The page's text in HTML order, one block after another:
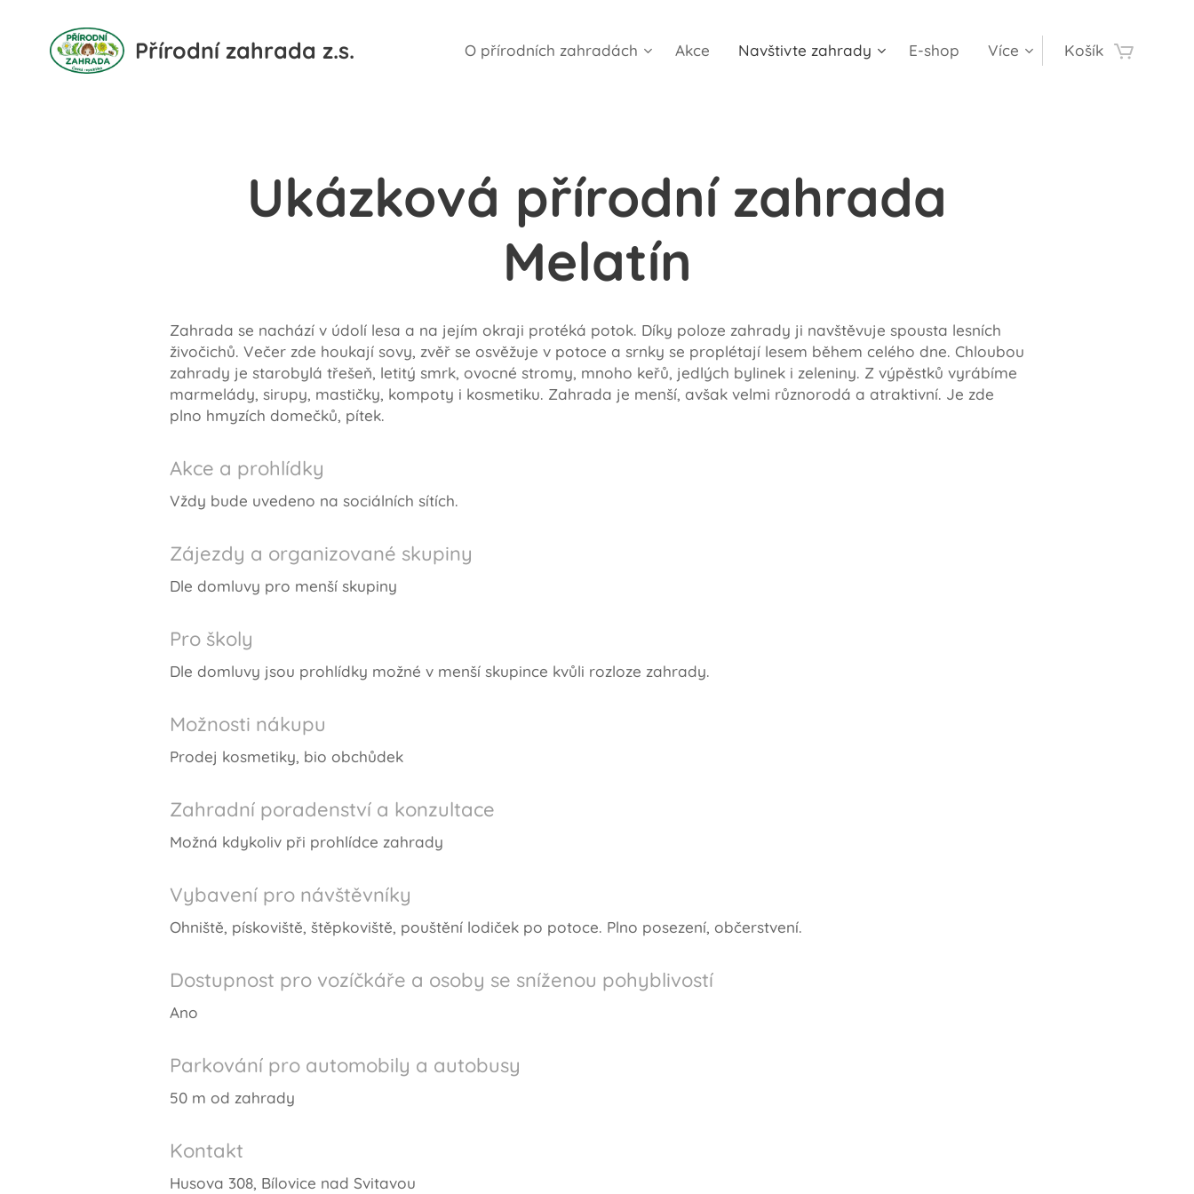
Přírodní zahrada z.s. O přírodních zahradách Akce Navštivte zahrady E-shop Více Košík
Ukázková přírodní zahrada
Melatín
Zahrada se nachází v údolí lesa a na jejím okraji protéká potok. Díky poloze zahrady ji navštěvuje spousta lesních
živočichů. Večer zde houkají sovy, zvěř se osvěžuje v potoce a srnky se proplétají lesem během celého dne. Chloubou
zahrady je starobylá třešeň, letitý smrk, ovocné stromy, mnoho keřů, jedlých bylinek i zeleniny. Z výpěstků vyrábíme
marmelády, sirupy, mastičky, kompoty i kosmetiku. Zahrada je menší, avšak velmi různorodá a atraktivní. Je zde
plno hmyzích domečků, pítek.
Akce a prohlídky
Vždy bude uvedeno na sociálních sítích.
Zájezdy a organizované skupiny
Dle domluvy pro menší skupiny
Pro školy
Dle domluvy jsou prohlídky možné v menší skupince kvůli rozloze zahrady.
Možnosti nákupu
Prodej kosmetiky, bio obchůdek
Zahradní poradenství a konzultace
Možná kdykoliv při prohlídce zahrady
Vybavení pro návštěvníky
Ohniště, pískoviště, štěpkoviště, pouštění lodiček po potoce. Plno posezení, občerstvení.
Dostupnost pro vozíčkáře a osoby se sníženou pohyblivostí
Ano
Parkování pro automobily a autobusy
50 m od zahrady
Kontakt
Husova 308, Bílovice nad Svitavou